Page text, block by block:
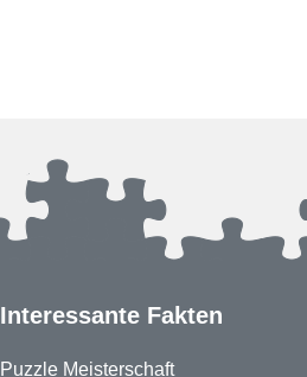
Interessante Fakten
Puzzle Meisterschaft